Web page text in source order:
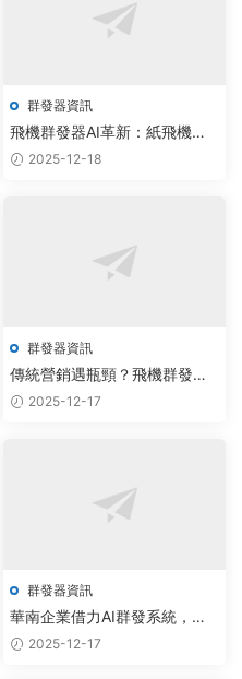
群發器資訊
飛機群發器AI革新：紙飛機工
作室智能調度系統重塑私信機
2025-12-18
群發器資訊
傳統營銷遇瓶頸？飛機群發器
+AI智能調度，驅動企業全域增
2025-12-17
群發器資訊
華南企業借力AI群發系統，實
現私域流量自動化增長
2025-12-17